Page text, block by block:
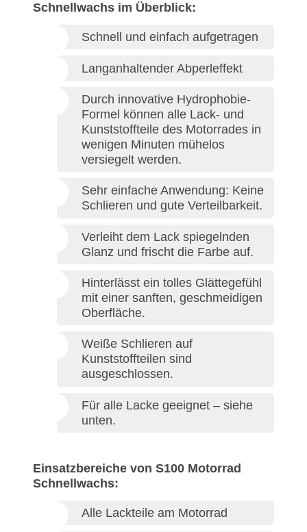
Schnellwachs im Überblick:
Schnell und einfach aufgetragen
Langanhaltender Abperleffekt
Durch innovative Hydrophobie-
Formel können alle Lack- und
Kunststoffteile des Motorrades in
wenigen Minuten mühelos
versiegelt werden.
Sehr einfache Anwendung: Keine
Schlieren und gute Verteilbarkeit.
Verleiht dem Lack spiegelnden
Glanz und frischt die Farbe auf.
Hinterlässt ein tolles Glättegefühl
mit einer sanften, geschmeidigen
Oberfläche.
Weiße Schlieren auf
Kunststoffteilen sind
ausgeschlossen.
Für alle Lacke geeignet – siehe
unten.
Einsatzbereiche von S100 Motorrad
Schnellwachs:
Alle Lackteile am Motorrad